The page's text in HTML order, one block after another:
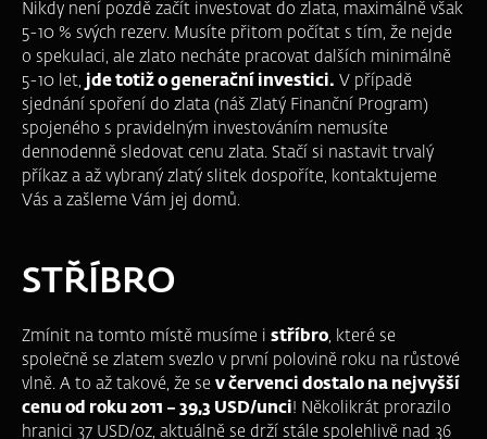
Nikdy není pozdě začít investovat do zlata, maximálně však
5-10 % svých rezerv. Musíte přitom počítat s tím, že nejde
o spekulaci, ale zlato necháte pracovat dalších minimálně
5-10 let, jde totiž o generační investici. V případě
sjednání spoření do zlata (náš Zlatý Finanční Program)
spojeného s pravidelným investováním nemusíte
dennodenně sledovat cenu zlata. Stačí si nastavit trvalý
příkaz a až vybraný zlatý slitek dospoříte, kontaktujeme
Vás a zašleme Vám jej domů.
STŘÍBRO
Zmínit na tomto místě musíme i stříbro, které se
společně se zlatem svezlo v první polovině roku na růstové
vlně. A to až takové, že se v červenci dostalo na nejvyšší
cenu od roku 2011 – 39,3 USD/unci! Několikrát prorazilo
hranici 37 USD/oz, aktuálně se drží stále spolehlivě nad 36